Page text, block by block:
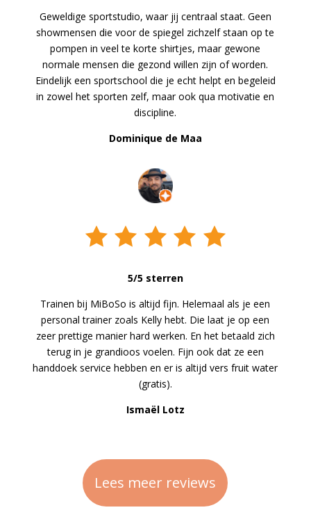
Geweldige sportstudio, waar jij centraal staat. Geen
showmensen die voor de spiegel zichzelf staan op te
pompen in veel te korte shirtjes, maar gewone
normale mensen die gezond willen zijn of worden.
Eindelijk een sportschool die je echt helpt en begeleid
in zowel het sporten zelf, maar ook qua motivatie en
discipline.
Dominique de Maa
5/5 sterren
Trainen bij MiBoSo is altijd fijn. Helemaal als je een
personal trainer zoals Kelly hebt. Die laat je op een
zeer prettige manier hard werken. En het betaald zich
terug in je grandioos voelen. Fijn ook dat ze een
handdoek service hebben en er is altijd vers fruit water
(gratis).
Ismaël Lotz
Lees meer reviews